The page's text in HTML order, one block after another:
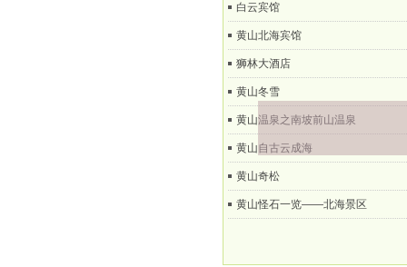
白云宾馆
黄山北海宾馆
狮林大酒店
黄山冬雪
黄山温泉之南坡前山温泉
黄山自古云成海
黄山奇松
黄山怪石一览——北海景区